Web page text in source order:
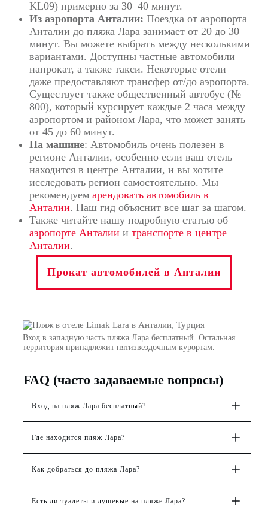
KL09) примерно за 30–40 минут.
Из аэропорта Анталии: Поездка от аэропорта
Анталии до пляжа Лара занимает от 20 до 30
минут. Вы можете выбрать между несколькими
вариантами. Доступны частные автомобили
напрокат, а также такси. Некоторые отели
даже предоставляют трансфер от/до аэропорта.
Существует также общественный автобус (№
800), который курсирует каждые 2 часа между
аэропортом и районом Лара, что может занять
от 45 до 60 минут.
На машине: Автомобиль очень полезен в
регионе Анталии, особенно если ваш отель
находится в центре Анталии, и вы хотите
исследовать регион самостоятельно. Мы
рекомендуем арендовать автомобиль в
Анталии. Наш гид объяснит все шаг за шагом.
Также читайте нашу подробную статью об
аэропорте Анталии и транспорте в центре
Анталии.
Прокат автомобилей в Анталии
Вход в западную часть пляжа Лара бесплатный. Остальная
территория принадлежит пятизвездочным курортам.
FAQ (часто задаваемые вопросы)
Вход на пляж Лара бесплатный?
Где находится пляж Лара?
Как добраться до пляжа Лара?
Есть ли туалеты и душевые на пляже Лара?